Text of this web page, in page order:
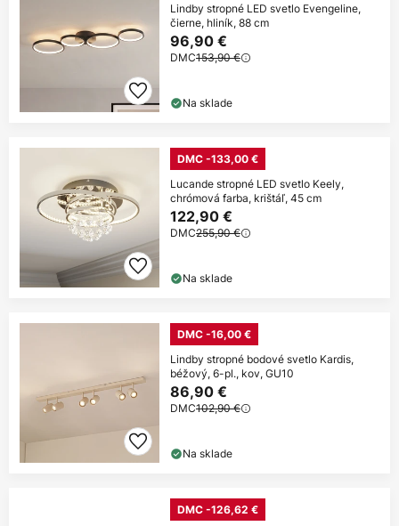
Lindby stropné LED svetlo Evengeline,
čierne, hliník, 88 cm
96,90 €
DMC153,90 €
Na sklade
DMC -133,00 €
Lucande stropné LED svetlo Keely,
chrómová farba, krištáľ, 45 cm
122,90 €
DMC255,90 €
Na sklade
DMC -16,00 €
Lindby stropné bodové svetlo Kardis,
béžový, 6-pl., kov, GU10
86,90 €
DMC102,90 €
Na sklade
DMC -126,62 €